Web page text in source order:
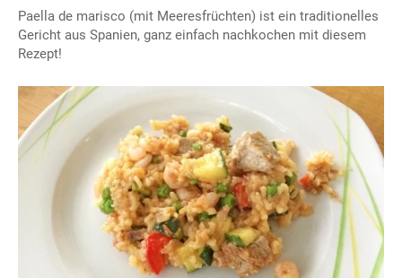
Paella de marisco (mit Meeresfrüchten) ist ein traditionelles
Gericht aus Spanien, ganz einfach nachkochen mit diesem
Rezept!